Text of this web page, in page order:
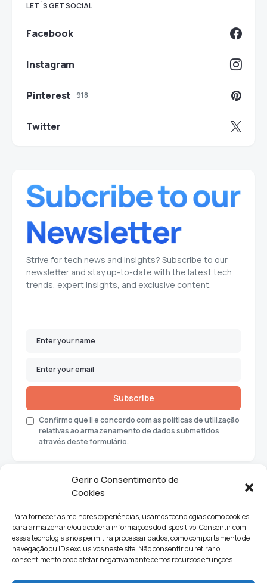
Gerir o Consentimento de
Cookies
Para fornecer as melhores experiências, usamos tecnologias como cookies
para armazenar e/ou aceder a informações do dispositivo. Consentir com
essas tecnologias nos permitirá processar dados, como comportamento de
navegação ou IDs exclusivos neste site. Não consentir ou retirar o
consentimento pode afetar negativamante certos recursos e funções.
LET`S GET SOCIAL
Facebook
Instagram
Pinterest 918
Twitter
Strive for tech news and insights? Subscribe to our
newsletter and stay up-to-date with the latest tech
trends, expert insights, and exclusive content.
Subscribe
Confirmo que li e concordo com as políticas de utilização
relativas ao armazenamento de dados submetidos
através deste formulário.